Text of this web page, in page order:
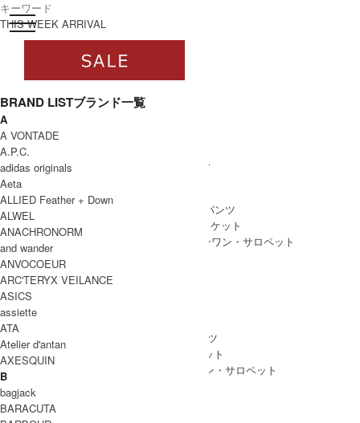
toggle navigation
ログイン
すべて
WOMEN
WOMEN ALL ITEM
/ ワンピース
SKIRT
BOTTOMS
/ ボトムス・パンツ
/ アウター・ジャケット
/ オールインワン・サロペット
MEN
MEN ALL ITEM
/ ボトムス・パンツ
/ アウター・ジャケット
/ オールインワン・サロペット
THIS WEEK ARRIVAL
BRAND LISTブランド一覧
A
A VONTADE
A.P.C.
adidas originals
Aeta
ALLIED Feather + Down
ALWEL
ANACHRONORM
and wander
ANVOCOEUR
ARC'TERYX VEILANCE
ASICS
assiette
ATA
Atelier d'antan
AXESQUIN
B
bagjack
BARACUTA